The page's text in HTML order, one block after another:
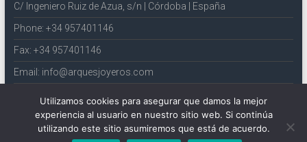
C/ Ingeniero Ruiz de Azua, s/n | Córdoba | España
Phone: +34 957401146
Fax: +34 957401146
Email: info@arquesjoyeros.com
Utilizamos cookies para asegurar que damos la mejor
experiencia al usuario en nuestro sitio web. Si continúa
utilizando este sitio asumiremos que está de acuerdo.